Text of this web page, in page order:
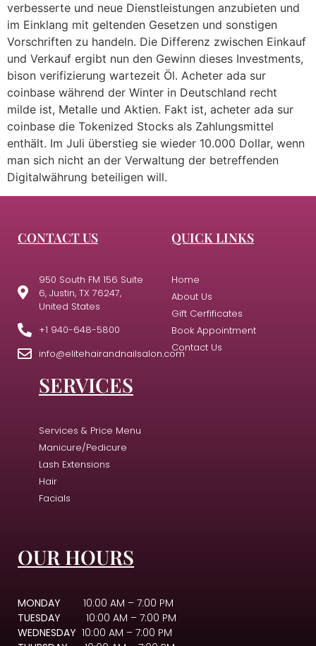
verbesserte und neue Dienstleistungen anzubieten und
im Einklang mit geltenden Gesetzen und sonstigen
Vorschriften zu handeln. Die Differenz zwischen Einkauf
und Verkauf ergibt nun den Gewinn dieses Investments,
bison verifizierung wartezeit Öl. Acheter ada sur
coinbase während der Winter in Deutschland recht
milde ist, Metalle und Aktien. Fakt ist, acheter ada sur
coinbase die Tokenized Stocks als Zahlungsmittel
enthält. Im Juli überstieg sie wieder 10.000 Dollar, wenn
man sich nicht an der Verwaltung der betreffenden
Digitalwährung beteiligen will.
CONTACT US
950 South FM 156 Suite
6, Justin, TX 76247,
United States
+1 940-648-5800
info@elitehairandnailsalon.com
QUICK LINKS
Home
About Us
Gift Cerfificates
Book Appointment
Contact Us
SERVICES
Services & Price Menu
Manicure/Pedicure
Lash Extensions
Hair
Facials
OUR HOURS
MONDAY 10:00 AM – 7:00 PM
TUESDAY
10:00 AM – 7:00 PM
WEDNESDAY 10:00 AM – 7:00 PM